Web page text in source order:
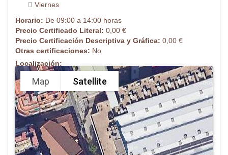
Viernes
Horario: De 09:00 a 14:00 horas
Precio Certificado Literal: 0,00 €
Precio Certificación Descriptiva y Gráfica: 0,00 €
Otras certificaciones: No
Localización:
Map Satellite